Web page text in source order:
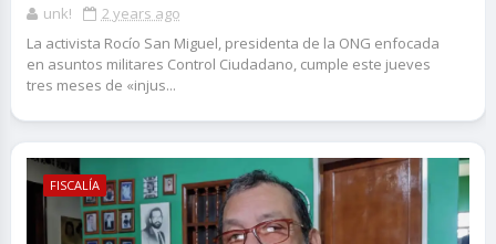
unk!
2 years ago
La activista Rocío San Miguel, presidenta de la ONG enfocada
en asuntos militares Control Ciudadano, cumple este jueves
tres meses de «injus...
FISCALÍA